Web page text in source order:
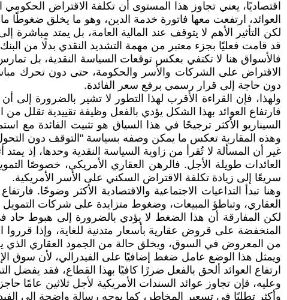
اقتصاديًا، يعني تجاوز هذا المستوى أن تكلفة الاقتراض
العوائد، ارتفعت معها فاتورة خدمة الدين، وهو ما يخلق ضغوطًا
قد قامت فعليًا بجزء معتبر من مهمة التشديد النقدي بدلًا من
فالأسواق هنا لا تكتفي بعكس توقعات السياسة النقدية، بل
الاقتراض على الشركات والأسر والحكومة، حتى دون تحرك
دون حاجة إلى قرار رسمي برفع سعر الفائدة.
ولهذا، فإن القراءة الأقرب لهذا التطور لا تشير بالضرورة
فارتفاع العوائد بهذا الشكل يؤدي بالفعل وظيفة تقييدية
السيناريو الأكثر ترجيحًا في هذا السياق هو تثبيت الفائدة
وهذه المقاربة تعكس ما يمكن وصفه بسياسة "التوقف دون
غير أن المسألة لا تُقرأ من زاوية السياسة النقدية وحدها، إذ
العائدات طويلة الأجل. فالرهن العقاري الأمريكي، خصوصًا
سريعًا إلى زيادة تكلفة الاقتراض السكني على الأسر الأمريكية.
وهنا تبدأ التداعيات الاجتماعية والاقتصادية الأكثر وضوحًا.
العقاري، وتباطؤ المبيعات، وضغوط متزايدة على شركات التمويل
لكن المفارقة أن هذا الضغط لا يؤدي بالضرورة إلى هبوط حاد
المنخفضة على قروض عقارية بأسعار متدنية للغاية، وإذا
من المعروض في السوق، ويخلق حالة من الجمود العقاري
ويمثل هذا الوضع عامل ضغط إضافيًا على الفيدرالي، لأن سوق
ارتفاع العوائد ألحق بالفعل ضررًا كافيًا بهذا القطاع، فقد يفضل
وأكثر تطلبًا في تسعير المخاطر، كما يوجه رسالة واضحة إلى